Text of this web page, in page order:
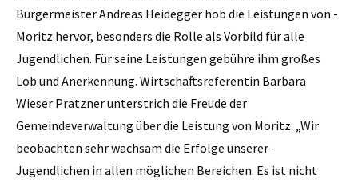
Bürgermeister Andreas Heidegger hob die Leistungen von ­
Moritz hervor, besonders die Rolle als Vorbild für alle
Jugendlichen. Für seine Leistungen gebühre ihm ­großes
Lob und Anerkennung. Wirtschaftsreferentin Barbara
Wieser Pratzner unterstrich die Freude der
Gemeindeverwaltung über die Leistung von Moritz: „Wir
beobachten sehr wachsam die Erfolge unserer ­
Jugendlichen in allen möglichen Bereichen. Es ist nicht